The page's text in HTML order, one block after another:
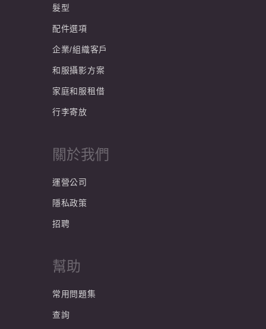
髮型
配件選項
企業/組織客戶
和服攝影方案
家庭和服租借
行李寄放
關於我們
運營公司
隱私政策
招聘
幫助
常用問題集
查詢